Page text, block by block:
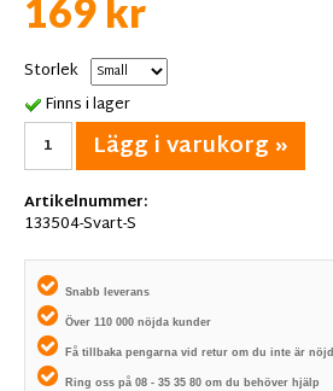
169 kr
Storlek
Finns i lager
Lägg i varukorg »
Artikelnummer:
133504-Svart-S
Snabb leverans
Över 110 000 nöjda kunder
Få tillbaka pengarna vid retur om du inte är nöjd
Ring oss på 08 - 35 35 80 om du behöver hjälp